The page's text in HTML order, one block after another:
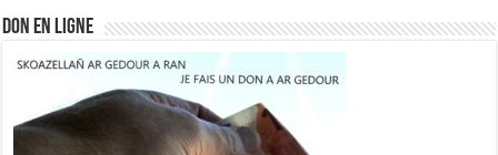
DON EN LIGNE